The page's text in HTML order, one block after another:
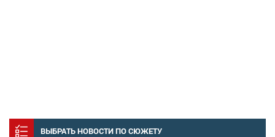
ВЫБРАТЬ НОВОСТИ ПО СЮЖЕТУ